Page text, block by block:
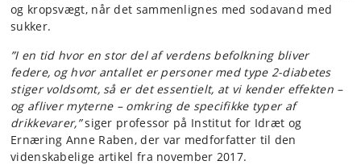
og kropsvægt, når det sammenlignes med sodavand med
sukker.
”I en tid hvor en stor del af verdens befolkning bliver
federe, og hvor antallet er personer med type 2-diabetes
stiger voldsomt, så er det essentielt, at vi kender effekten –
og afliver myterne – omkring de specifikke typer af
drikkevarer,”siger professor på Institut for Idræt og
Ernæring Anne Raben, der var medforfatter til den
videnskabelige artikel fra november 2017.